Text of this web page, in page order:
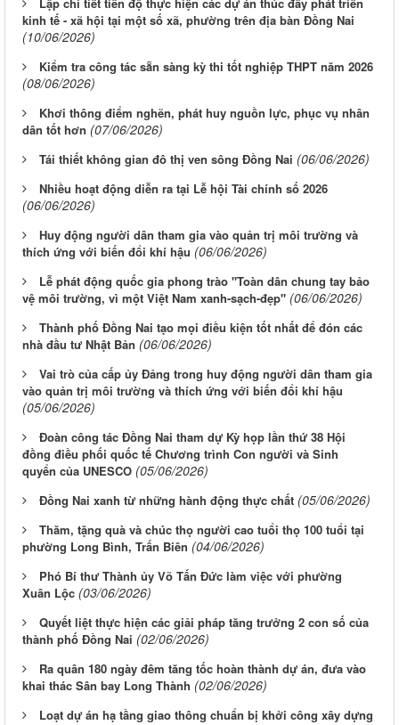
kinh tế - xã hội tại một số xã, phường trên địa bàn Đồng Nai
(10/06/2026)
Kiểm tra công tác sẵn sàng kỳ thi tốt nghiệp THPT năm 2026
(08/06/2026)
Khơi thông điểm nghẽn, phát huy nguồn lực, phục vụ nhân
dân tốt hơn (07/06/2026)
Tái thiết không gian đô thị ven sông Ðồng Nai (06/06/2026)
Nhiều hoạt động diễn ra tại Lễ hội Tài chính số 2026
(06/06/2026)
Huy động người dân tham gia vào quản trị môi trường và
thích ứng với biến đổi khí hậu (06/06/2026)
Lễ phát động quốc gia phong trào "Toàn dân chung tay bảo
vệ môi trường, vì một Việt Nam xanh-sạch-đẹp" (06/06/2026)
Thành phố Đồng Nai tạo mọi điều kiện tốt nhất để đón các
nhà đầu tư Nhật Bản (06/06/2026)
Vai trò của cấp ủy Đảng trong huy động người dân tham gia
vào quản trị môi trường và thích ứng với biến đổi khí hậu
(05/06/2026)
Đoàn công tác Đồng Nai tham dự Kỳ họp lần thứ 38 Hội
đồng điều phối quốc tế Chương trình Con người và Sinh
quyển của UNESCO (05/06/2026)
Đồng Nai xanh từ những hành động thực chất (05/06/2026)
Thăm, tặng quà và chúc thọ người cao tuổi thọ 100 tuổi tại
phường Long Bình, Trấn Biên (04/06/2026)
Phó Bí thư Thành ủy Võ Tấn Đức làm việc với phường
Xuân Lộc (03/06/2026)
Quyết liệt thực hiện các giải pháp tăng trưởng 2 con số của
thành phố Đồng Nai (02/06/2026)
Ra quân 180 ngày đêm tăng tốc hoàn thành dự án, đưa vào
khai thác Sân bay Long Thành (02/06/2026)
Loạt dự án hạ tầng giao thông chuẩn bị khởi công xây dựng